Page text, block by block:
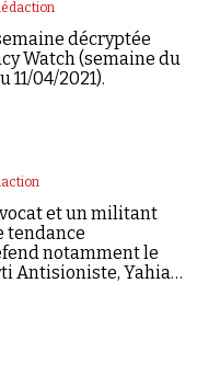
décryptée
Watch (semaine du
11/04/2021).
et un militant
tendance
notamment le
Antisioniste, Yahia